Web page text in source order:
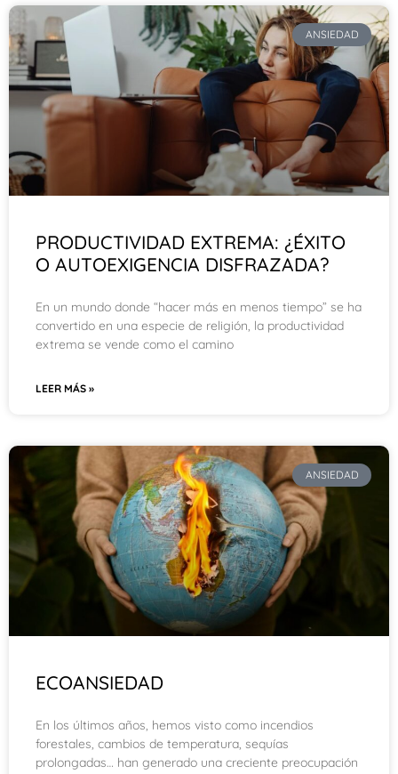
ANSIEDAD
PRODUCTIVIDAD EXTREMA: ¿ÉXITO
O AUTOEXIGENCIA DISFRAZADA?
En un mundo donde “hacer más en menos tiempo” se ha
convertido en una especie de religión, la productividad
extrema se vende como el camino
LEER MÁS »
ANSIEDAD
ECOANSIEDAD
En los últimos años, hemos visto como incendios
forestales, cambios de temperatura, sequías
prolongadas… han generado una creciente preocupación